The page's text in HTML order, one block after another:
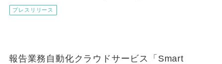
プレスリリース
報告業務自動化クラウドサービス「Smart